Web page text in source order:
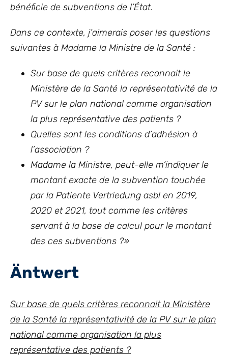
bénéficie de subventions de l’État.
Dans ce contexte, j’aimerais poser les questions
suivantes à Madame la Ministre de la Santé :
Sur base de quels critères reconnait le
Ministère de la Santé la représentativité de la
PV sur le plan national comme organisation
la plus représentative des patients ?
Quelles sont les conditions d’adhésion à
l’association ?
Madame la Ministre, peut-elle m’indiquer le
montant exacte de la subvention touchée
par la Patiente Vertriedung asbl en 2019,
2020 et 2021, tout comme les critères
servant à la base de calcul pour le montant
des ces subventions ?»
Äntwert
Sur base de quels critères reconnait la Ministère
de la Santé la représentativité de la PV sur le plan
national comme organisation la plus
représentative des patients ?